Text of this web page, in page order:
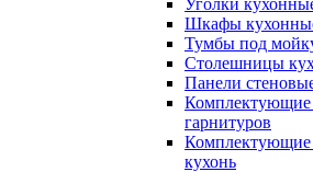
Уголки
Шкафы
Тумбы под
Столешницы
Панели
Комплектующие
гарнитуров
Комплектующие
кухонь